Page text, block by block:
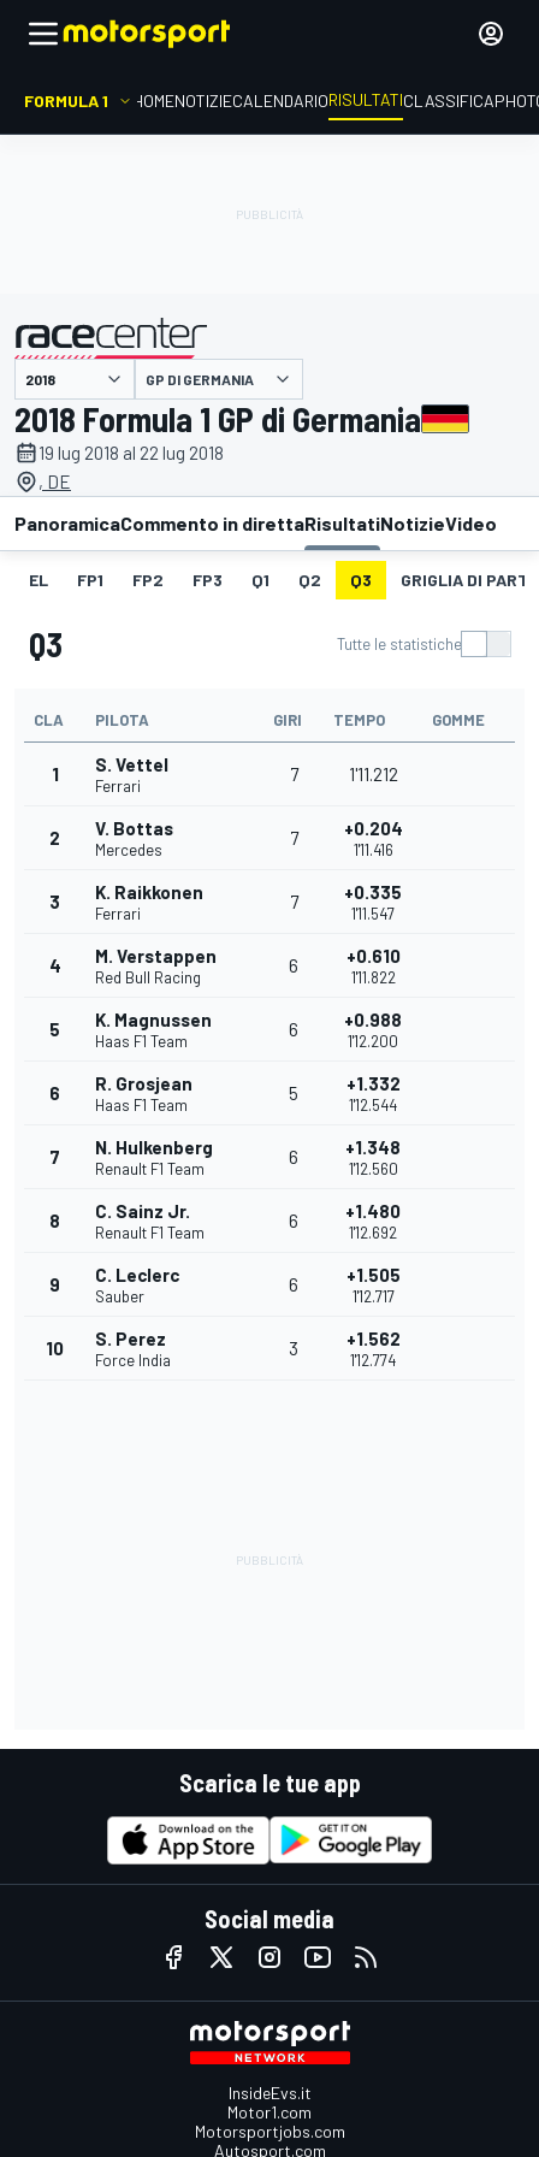
FORMULA 1 HOMENOTIZIECALENDARIORISULTATICLASSIFICA
presentato da GP DI GERMANIA
2018 Formula 1 GP di Germania
19 lug 2018 al 22 lug 2018
, DE
PanoramicaCommento in direttaRisultatiNotizieVideo
EL FP1 FP2 FP3 Q1 Q2 Q3 GRIGLIA DI
Q3 Tutte le statistiche
CLA PILOTA GIRI TEMPO GOMME
1 S. Vettel
Ferrari
7 1'11.212
2 V. Bottas
Mercedes
7 +0.204
1'11.416
3 K. Raikkonen
Ferrari
7 +0.335
1'11.547
4 M. Verstappen
Red Bull Racing
6 +0.610
1'11.822
5 K. Magnussen
Haas F1 Team
6 +0.988
1'12.200
6 R. Grosjean
Haas F1 Team
5 +1.332
1'12.544
7 N. Hulkenberg
Renault F1 Team
6 +1.348
1'12.560
8 C. Sainz Jr.
Renault F1 Team
6 +1.480
1'12.692
9 C. Leclerc
Sauber
6 +1.505
1'12.717
10 S. Perez
Force India
3 +1.562
1'12.774
Scarica le tue app
Social media
InsideEvs.it
Motor1.com
Motorsportjobs.com
Autosport.com